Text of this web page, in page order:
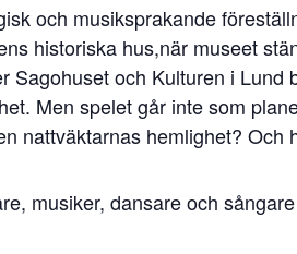
och musiksprakande
historiska hus,när museet
Sagohuset och Kulturen i
Men spelet går inte som
nattväktarnas hemlighet? Och
musiker, dansare och